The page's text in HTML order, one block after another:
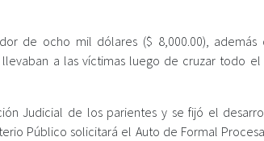
de ocho mil dólares ($ 8,000.00),
a las víctimas luego de cruzar todo
Judicial de los parientes y se fijó el
Público solicitará el Auto de Formal